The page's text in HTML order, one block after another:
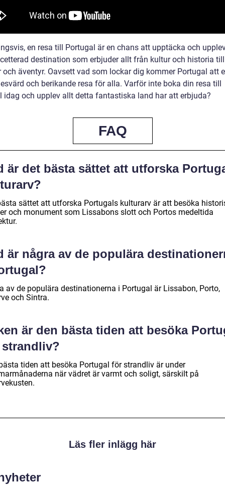
en resa till Portugal är en chans att upptäcka och
destination som erbjuder allt från kultur och historia till
och äventyr. Oavsett vad som lockar dig kommer Portugal att
och berikande resa för alla. Varför inte boka din resa till
idag och upplev allt detta fantastiska land har att erbjuda?
FAQ
är det bästa sättet att utforska
sättet att utforska Portugals kulturarv är att besöka
och monument som Lissabons slott och Portos medeltida
är några av de populära
av de populära destinationerna i Portugal är Lissabon, Porto,
och Sintra.
är den bästa tiden att besöka
tiden att besöka Portugal för strandliv är under
när vädret är varmt och soligt, särskilt på
Läs fler inlägg här